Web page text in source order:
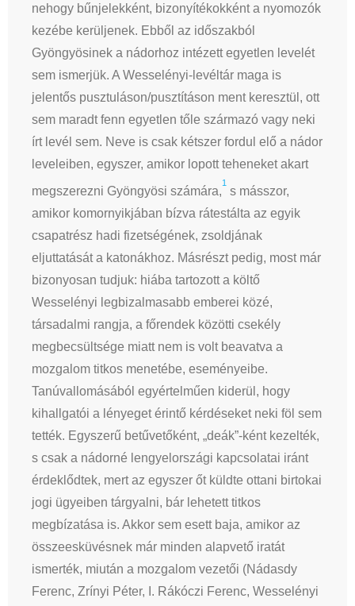
nehogy bűnjelekként, bizonyítékokként a nyomozók
kezébe kerüljenek. Ebből az időszakból
Gyöngyösinek a nádorhoz intézett egyetlen levelét
sem ismerjük. A Wesselényi-levéltár maga is
jelentős pusztuláson/pusztításon ment keresztül, ott
sem maradt fenn egyetlen tőle származó vagy neki
írt levél sem. Neve is csak kétszer fordul elő a nádor
leveleiben, egyszer, amikor lopott teheneket akart
megszerezni Gyöngyösi számára,
1
s másszor,
amikor komornyikjában bízva rátestálta az egyik
csapatrész hadi fizetségének, zsoldjának
eljuttatását a katonákhoz. Másrészt pedig, most már
bizonyosan tudjuk: hiába tartozott a költő
Wesselényi legbizalmasabb emberei közé,
társadalmi rangja, a főrendek közötti csekély
megbecsültsége miatt nem is volt beavatva a
mozgalom titkos menetébe, eseményeibe.
Tanúvallomásából egyértelműen kiderül, hogy
kihallgatói a lényeget érintő kérdéseket neki föl sem
tették. Egyszerű betűvetőként, „deák”-ként kezelték,
s csak a nádorné lengyelországi kapcsolatai iránt
érdeklődtek, mert az egyszer őt küldte ottani birtokai
jogi ügyeiben tárgyalni, bár lehetett titkos
megbízatása is. Akkor sem esett baja, amikor az
összeesküvésnek már minden alapvető iratát
ismerték, miután a mozgalom vezetői (Nádasdy
Ferenc, Zrínyi Péter, I. Rákóczi Ferenc, Wesselényi